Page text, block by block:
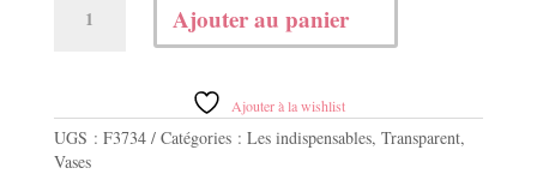
Ajouter au panier
Ajouter à la wishlist
UGS : F3734 Catégories : Les indispensables, Transparent,
Vases